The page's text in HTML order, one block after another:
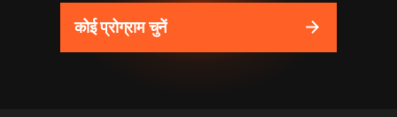
कोई प्रोग्राम चुनें